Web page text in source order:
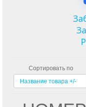
Сортировать по
Название товара +/-